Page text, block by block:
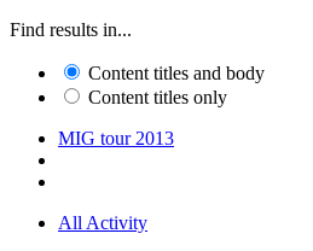
Find results in...
Content titles and body
Content titles only
MIG tour 2013
All Activity